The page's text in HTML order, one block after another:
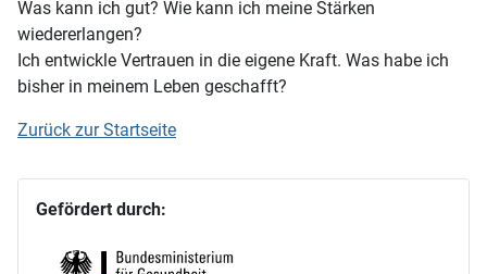
Was kann ich gut? Wie kann ich meine Stärken
wiedererlangen?
Ich entwickle Vertrauen in die eigene Kraft. Was habe ich
bisher in meinem Leben geschafft?
Zurück zur Startseite
Gefördert durch: